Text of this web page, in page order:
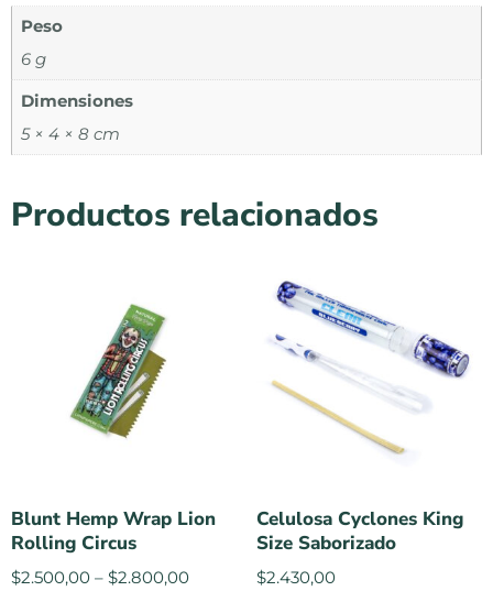
Peso
6 g
Dimensiones
5 × 4 × 8 cm
Productos relacionados
Blunt Hemp Wrap Lion
Rolling Circus
$2.500,00 – $2.800,00
Celulosa Cyclones King
Size Saborizado
$2.430,00